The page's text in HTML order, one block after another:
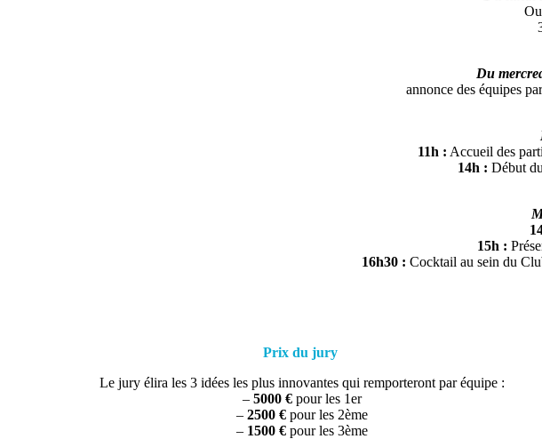
Du
annonce des équipes
11h : Accueil des
14h : Début
15h :
16h30 : Cocktail au sein du
Prix du jury
Le jury élira les 3 idées les plus innovantes qui remporteront par équipe :
– 5000 € pour les 1er
– 2500 € pour les 2ème
– 1500 € pour les 3ème